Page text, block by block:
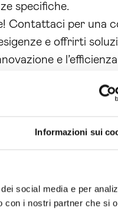
Informazioni sui
social media e per
con i nostri partner che si
specifiche.
Contattaci per una
e offrirti
e